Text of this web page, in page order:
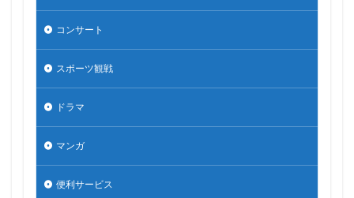
コンサート
スポーツ観戦
ドラマ
マンガ
便利サービス